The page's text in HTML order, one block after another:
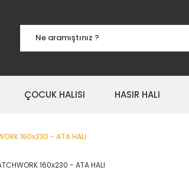
ÇOCUK HALISI HASIR HALI
160x230 - ATA HALI